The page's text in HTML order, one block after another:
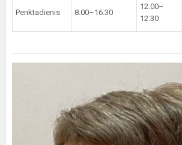
Penktadienis 8.00–16.30
12.00–
12.30